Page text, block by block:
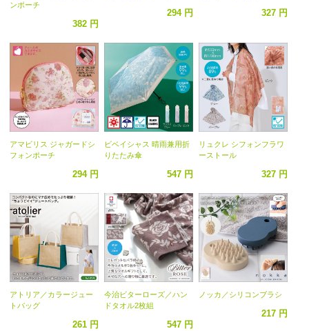
ンポーチ
382 円
294 円 327 円
アマビリス ジャガードシ
フォンポーチ
294 円
ビベイシャス 晴雨兼用折
りたたみ傘
547 円
リュクレ シフォンフラワ
ーストール
327 円
アトリア／カラージュー
トバッグ
261 円
今治ビターローズ／ハン
ドタオル2枚組
547 円
ノッカ／シリコンブラシ
217 円